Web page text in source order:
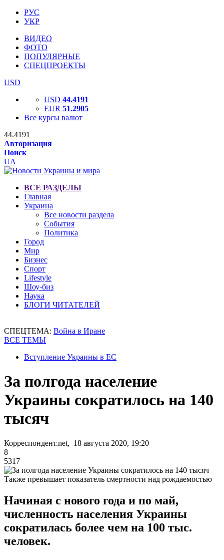
РУС
УКР
ВИДЕО
ФОТО
ПОПУЛЯРНЫЕ
СПЕЦПРОЕКТЫ
USD
USD 44.4191
EUR 51.2905
Все курсы валют
44.4191
Авторизация
Поиск
UA
ВСЕ РАЗДЕЛЫ
Главная
Украина
Все новости раздела
События
Политика
Город
Мир
Бизнес
Спорт
Lifestyle
Шоу-биз
Наука
БЛОГИ ЧИТАТЕЛЕЙ
СПЕЦТЕМА: Война в Иране
ВСЕ ТЕМЫ
Вступление Украины в ЕС
За полгода население
Украины сократилось на 140
тысяч
Корреспондент.net, 18 августа 2020, 19:20
8
5317
Также превышает показатель смертности над рождаемостью
Начиная с нового года и по май,
численность населения Украины
сократилась более чем на 100 тыс.
человек.